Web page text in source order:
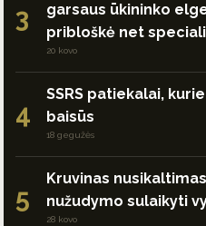
3
garsaus ūkininko
pribloškė net
20 kovo
4
SSRS patiekalai,
baisūs
18 gegužės
5
Kruvinas
nužudymo sulaikyti
28 kovo